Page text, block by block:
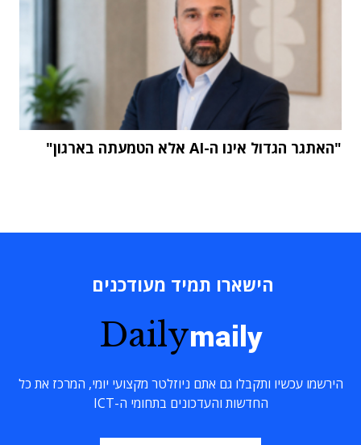
"האתגר הגדול אינו ה-AI אלא הטמעתה בארגון"
הישארו תמיד מעודכנים
Dailymaily
הירשמו עכשיו ותקבלו גם אתם ניוזלטר מקצועי יומי, המרכז את כל
החדשות והעדכונים בתחומי ה-ICT